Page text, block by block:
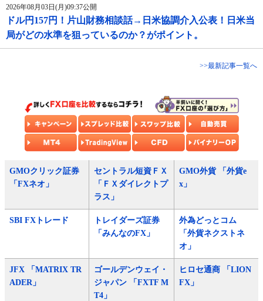
2026年08月03日(月)09:37公開
ドル円157円！片山財務相談話→日米協調介入公表！日米当
局がどの水準を狙っているのか？がポイント。
>>最新記事一覧へ
GMOクリック証券
「FXネオ」
セントラル短資ＦＸ
「ＦＸダイレクトプ
ラス」
GMO外貨 「外貨e
x」
SBI FXトレード
トレイダーズ証券
「みんなのFX」
外為どっとコム
「外貨ネクストネ
オ」
JFX 「MATRIX TR
ADER」
ゴールデンウェイ・
ジャパン 「FXTF M
T4」
ヒロセ通商 「LION
FX」